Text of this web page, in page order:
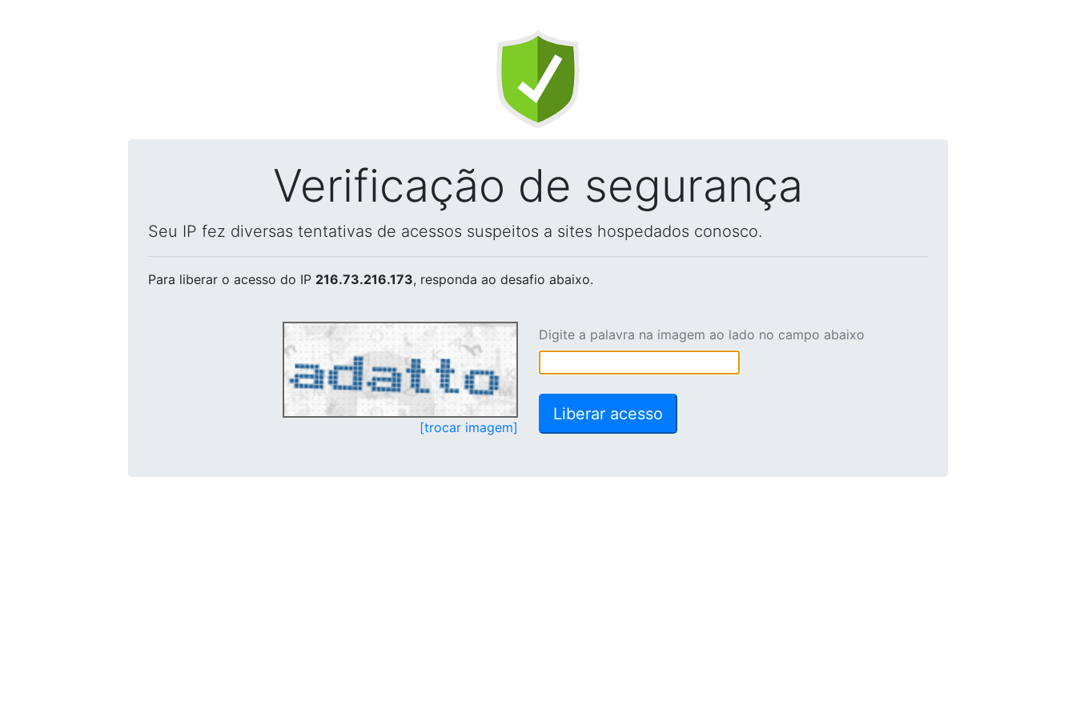
Verificação de segurança
Seu IP fez diversas tentativas de acessos suspeitos a sites hospedados conosco.
Para liberar o acesso do IP 216.73.216.173, responda ao desafio abaixo.
[trocar imagem]
Digite a palavra na imagem ao lado no campo abaixo